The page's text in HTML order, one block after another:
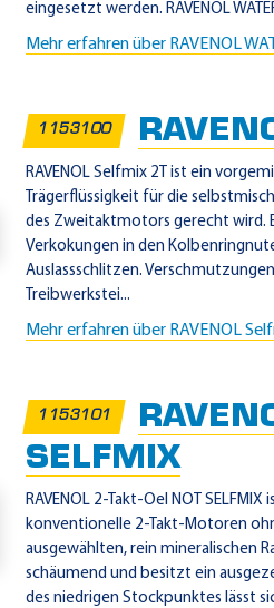
eingesetzt werden. RAVENOL
Mehr erfahren über RAVENOL
1153100
RAVENOL Selfmix 2T ist ein
Trägerflüssigkeit für die
des Zweitaktmotors gerecht wird.
Verkokungen in den
Auslassschlitzen.
Treibwerkstei...
Mehr erfahren über RAVENOL
1153101
SELFMIX
RAVENOL 2-Takt-Oel NOT
konventionelle 2-Takt-Motoren
ausgewählten, rein mineralischen
schäumend und besitzt ein
des niedrigen Stockpunktes lässt